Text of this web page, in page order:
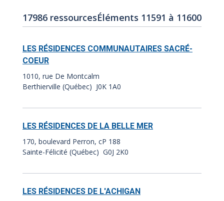
Nombre
de
résultats
:
17986 ressources
Index
des
résultats:
Éléments 11591 à 11600
LES RÉSIDENCES COMMUNAUTAIRES SACRÉ-
COEUR
1010, rue De Montcalm
Berthierville (Québec) J0K 1A0
LES RÉSIDENCES DE LA BELLE MER
170, boulevard Perron, cP 188
Sainte-Félicité (Québec) G0J 2K0
LES RÉSIDENCES DE L'ACHIGAN